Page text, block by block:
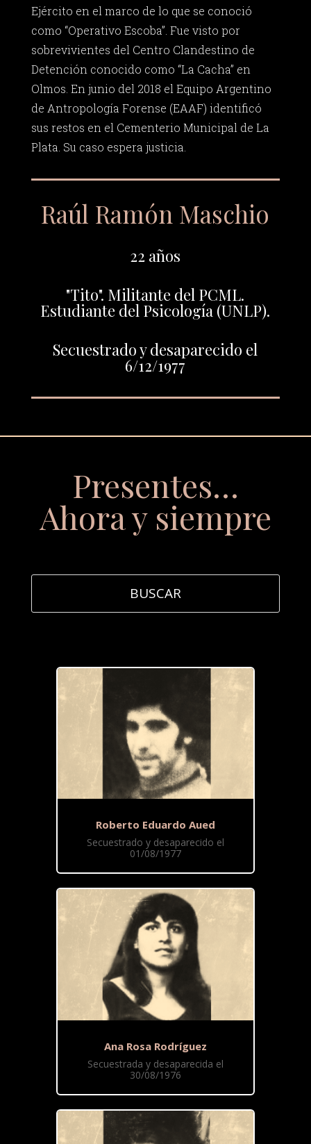
Ejército en el marco de lo que se conoció
como “Operativo Escoba”. Fue visto por
sobrevivientes del Centro Clandestino de
Detención conocido como “La Cacha” en
Olmos. En junio del 2018 el Equipo Argentino
de Antropología Forense (EAAF) identificó
sus restos en el Cementerio Municipal de La
Plata. Su caso espera justicia.
Raúl Ramón Maschio
22 años
"Tito". Militante del PCML.
Estudiante del Psicología (UNLP).
Secuestrado y desaparecido el
6/12/1977
Presentes…
Ahora y siempre
Roberto Eduardo Aued
Secuestrado y desaparecido el
01/08/1977
Ana Rosa Rodríguez
Secuestrada y desaparecida el
30/08/1976